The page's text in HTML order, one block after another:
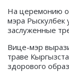
На церемонию
мэра Рыскулбек
заслуженные
Вице-мэр
траве
здорового